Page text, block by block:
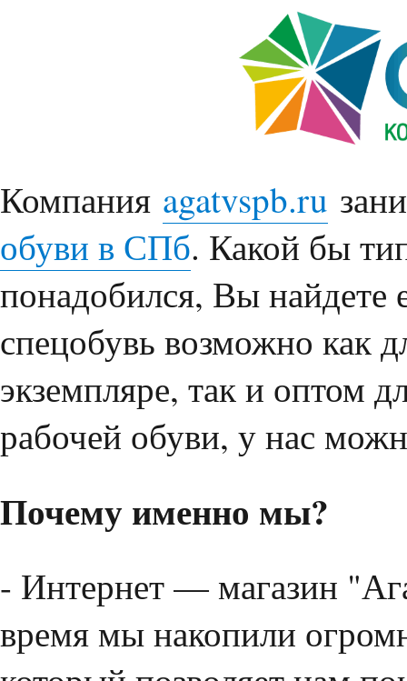
Компания agatvspb.ru
обуви в СПб. Какой бы
понадобился, Вы найдете
спецобувь возможно как
экземпляре, так и оптом
рабочей обуви, у нас
Почему именно мы?
- Интернет — магазин
время мы накопили